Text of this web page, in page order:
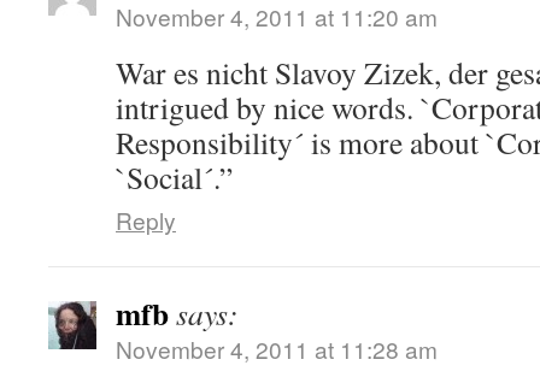
November 4, 2011 at 11:20 am
War es nicht Slavoy Zizek, der
intrigued by nice words.
Responsibility´ is more about
`Social´.”
Reply
mfbsays:
November 4, 2011 at 11:28 am